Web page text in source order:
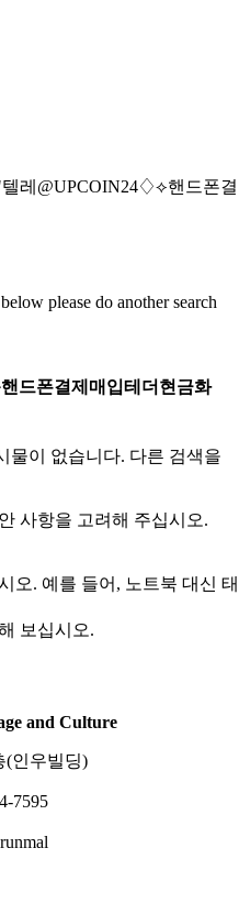
"텔레@UPCOIN24♢⟡핸드폰결
please do another search
드폰결제매입테더현금화
물이 없습니다. 다른 검색을
사항을 고려해 주십시오.
오. 예를 들어, 노트북 대신 태
보십시오.
and Culture
(인우빌딩)
7595